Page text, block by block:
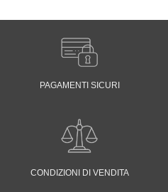
€ 190,00.
€ 149,00.
PAGAMENTI SICURI
CONDIZIONI DI VENDITA